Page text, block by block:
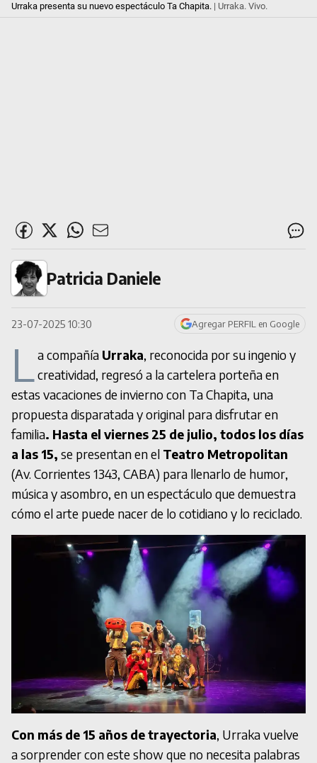
Urraka presenta su nuevo espectáculo Ta Chapita. | Urraka. Vivo.
Patricia Daniele
23-07-2025 10:30 Agregar PERFIL en Google
La compañía Urraka, reconocida por su ingenio y
creatividad, regresó a la cartelera porteña en
estas vacaciones de invierno con Ta Chapita, una
propuesta disparatada y original para disfrutar en
familia. Hasta el viernes 25 de julio, todos los días
a las 15, se presentan en el Teatro Metropolitan
(Av. Corrientes 1343, CABA) para llenarlo de humor,
música y asombro, en un espectáculo que demuestra
cómo el arte puede nacer de lo cotidiano y lo reciclado.
Con más de 15 años de trayectoria, Urraka vuelve
a sorprender con este show que no necesita palabras